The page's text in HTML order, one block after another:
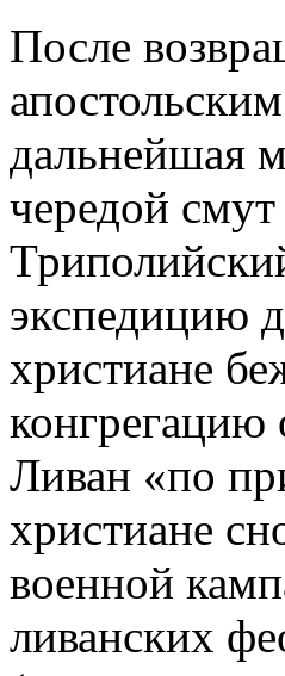
После
дальнейшая
чередой
экспедицию
христиане
Ливан «по
христиане
военной
ливанских